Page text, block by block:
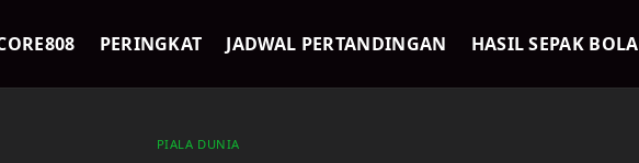
PERINGKAT JADWAL PERTANDINGAN HASIL SEPAK BOLA
PIALA DUNIA